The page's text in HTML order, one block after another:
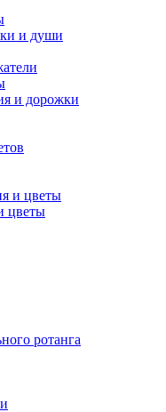
и души
и дорожки
и цветы
цветы
ротанга